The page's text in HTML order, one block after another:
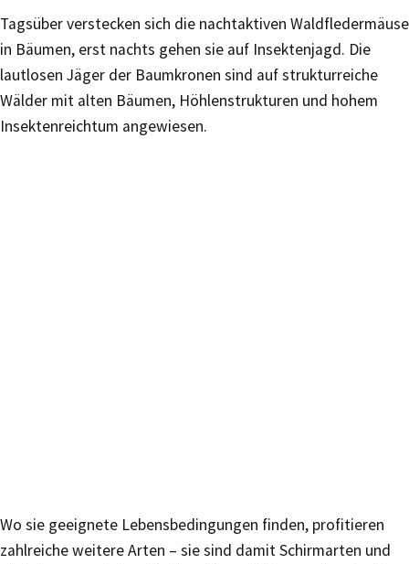
Tagsüber verstecken sich die nachtaktiven Waldfledermäuse
in Bäumen, erst nachts gehen sie auf Insektenjagd. Die
lautlosen Jäger der Baumkronen sind auf strukturreiche
Wälder mit alten Bäumen, Höhlenstrukturen und hohem
Insektenreichtum angewiesen.
Wo sie geeignete Lebensbedingungen finden, profitieren
zahlreiche weitere Arten – sie sind damit Schirmarten und